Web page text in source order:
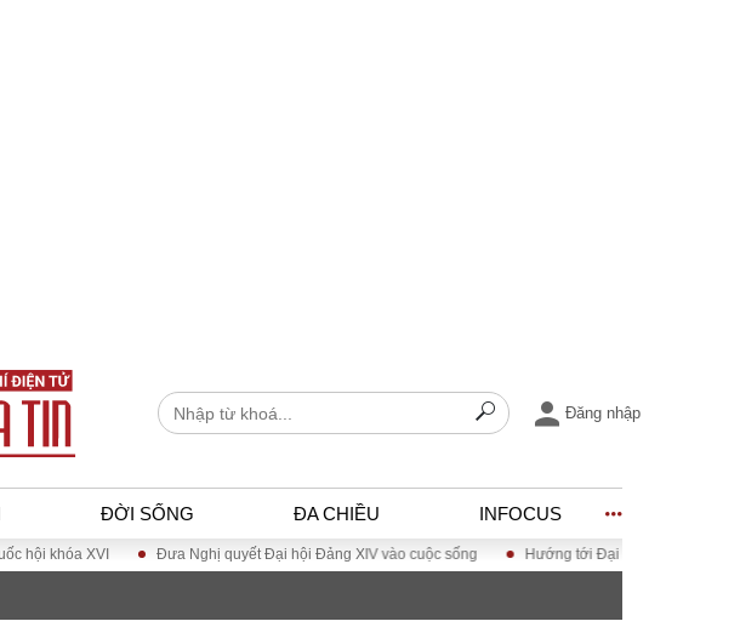
Đăng nhập
ĐỜI SỐNG ĐA CHIỀU INFOCUS
Đưa Nghị quyết Đại hội Đảng XIV vào cuộc sống Hướng tới Đại hội đại biểu toàn quốc Hội